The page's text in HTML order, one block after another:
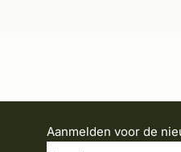
Aanmelden voor de